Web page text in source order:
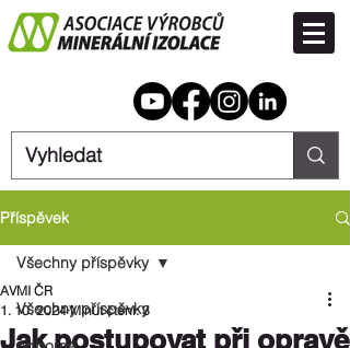
Příspěvek
Všechny příspěvky
Všechny příspěvky
Jak postupovat při opravě
AVMI ČR
1. 10. 2024 Minut čtení: 3